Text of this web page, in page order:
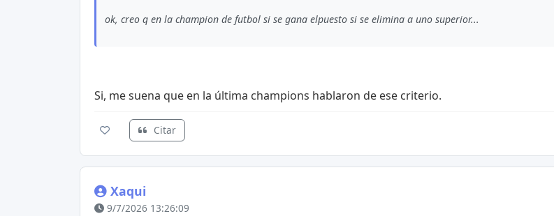
ok, creo q en la champion de futbol si se gana elpuesto si se elimina a uno superior...
Si, me suena que en la última champions hablaron de ese criterio.
Citar
Xaqui
9/7/2026 13:26:09